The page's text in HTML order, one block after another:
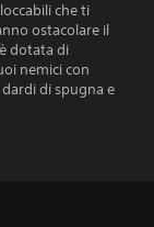
che ti
ostacolare il
dotata di
nemici con
di spugna e